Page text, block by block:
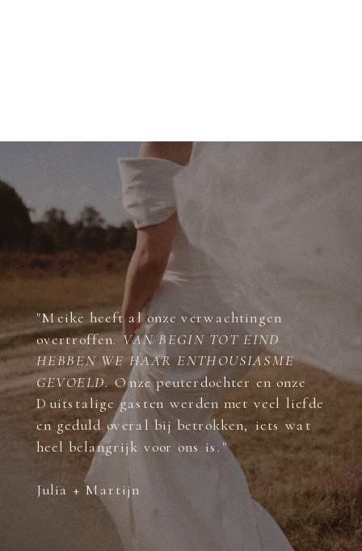
"Meike heeft al onze verwachtingen
overtroffen. VAN BEGIN TOT EIND
HEBBEN WE HAAR ENTHOUSIASME
GEVOELD.Onze peuterdochter en onze
Duitstalige gasten werden met veel liefde
en geduld overal bij betrokken, iets wat
heel belangrijk voor ons is."
Julia + Martijn